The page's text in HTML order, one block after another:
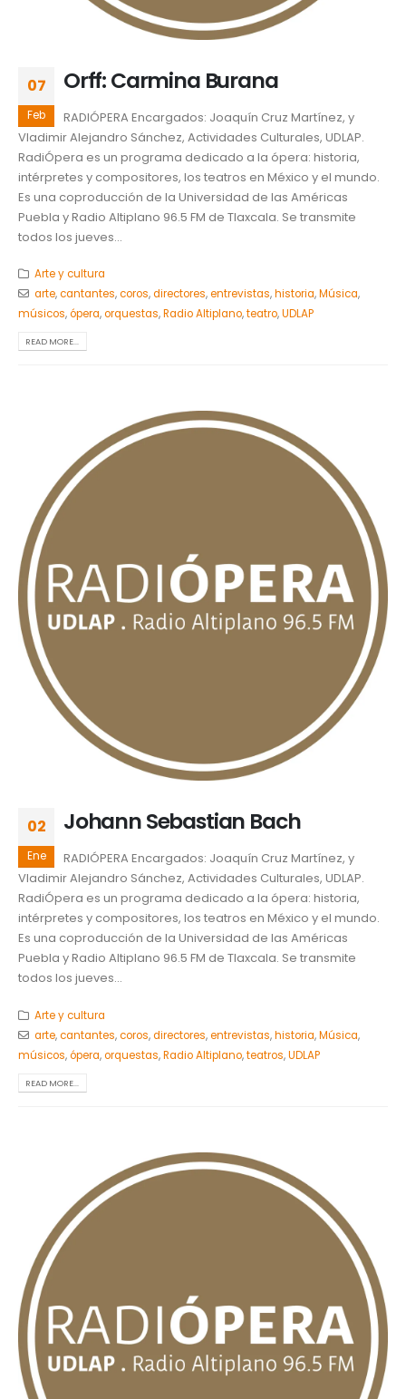
07
Feb
Orff: Carmina Burana
RADIÓPERA Encargados: Joaquín Cruz Martínez, y
Vladimir Alejandro Sánchez, Actividades Culturales, UDLAP.
RadiÓpera es un programa dedicado a la ópera: historia,
intérpretes y compositores, los teatros en México y el mundo.
Es una coproducción de la Universidad de las Américas
Puebla y Radio Altiplano 96.5 FM de Tlaxcala. Se transmite
todos los jueves...
Arte y cultura
arte,cantantes,coros,directores,entrevistas,historia,Música,
músicos,ópera,orquestas,Radio Altiplano,teatro,UDLAP
READ MORE...
02
Ene
Johann Sebastian Bach
RADIÓPERA Encargados: Joaquín Cruz Martínez, y
Vladimir Alejandro Sánchez, Actividades Culturales, UDLAP.
RadiÓpera es un programa dedicado a la ópera: historia,
intérpretes y compositores, los teatros en México y el mundo.
Es una coproducción de la Universidad de las Américas
Puebla y Radio Altiplano 96.5 FM de Tlaxcala. Se transmite
todos los jueves...
Arte y cultura
arte,cantantes,coros,directores,entrevistas,historia,Música,
músicos,ópera,orquestas,Radio Altiplano,teatros,UDLAP
READ MORE...